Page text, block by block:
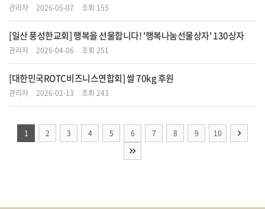
관리자 2026-05-07 조회 155
[일산 풍성한교회] 행복을 선물합니다! '행복나눔선물상자' 130상자
관리자 2026-04-06 조회 251
[대한민국ROTC비즈니스연합회] 쌀 70kg 후원
관리자 2026-02-13 조회 243
1 2 3 4 5 6 7 8 9 10